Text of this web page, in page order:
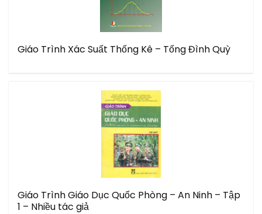
Giáo Trình Xác Suất Thống Kê – Tống Đình Quỳ
Giáo Trình Giáo Dục Quốc Phòng – An Ninh – Tập
1 – Nhiều tác giả